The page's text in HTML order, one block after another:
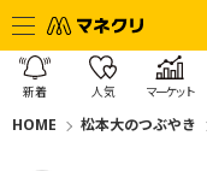
新着 人気 マーケット
HOME 松本大のつぶやき